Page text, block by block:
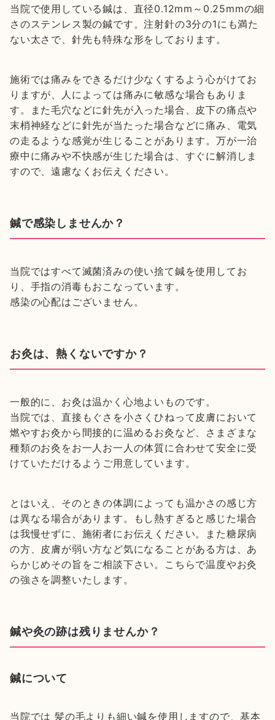
当院で使用している鍼は、直径0.12mm～0.25mmの細
さのステンレス製の鍼です。注射針の3分の1にも満た
ない太さで、針先も特殊な形をしております。
施術では痛みをできるだけ少なくするよう心がけてお
りますが、人によっては痛みに敏感な場合もありま
す。また毛穴などに針先が入った場合、皮下の痛点や
末梢神経などに針先が当たった場合などに痛み、電気
の走るような感覚が生じることがあります。万が一治
療中に痛みや不快感が生じた場合は、すぐに解消しま
すので、遠慮なくお伝えください。
鍼で感染しませんか？
当院ではすべて滅菌済みの使い捨て鍼を使用してお
り、手指の消毒もおこなっています。
感染の心配はございません。
お灸は、熱くないですか？
一般的に、お灸は温かく心地よいものです。
当院では、直接もぐさを小さくひねって皮膚において
燃やすお灸から間接的に温めるお灸など、さまざまな
種類のお灸をお一人お一人の体質に合わせて安全に受
けていただけるようご用意しています。
とはいえ、そのときの体調によっても温かさの感じ方
は異なる場合があります。もし熱すぎると感じた場合
は我慢せずに、施術者にお伝えください。また糖尿病
の方、皮膚が弱い方など気になることがある方は、あ
らかじめその旨をご相談下さい。こちらで温度やお灸
の強さを調整いたします。
鍼や灸の跡は残りませんか？
鍼について
当院では 髪の毛よりも細い鍼を使用しますので、基本